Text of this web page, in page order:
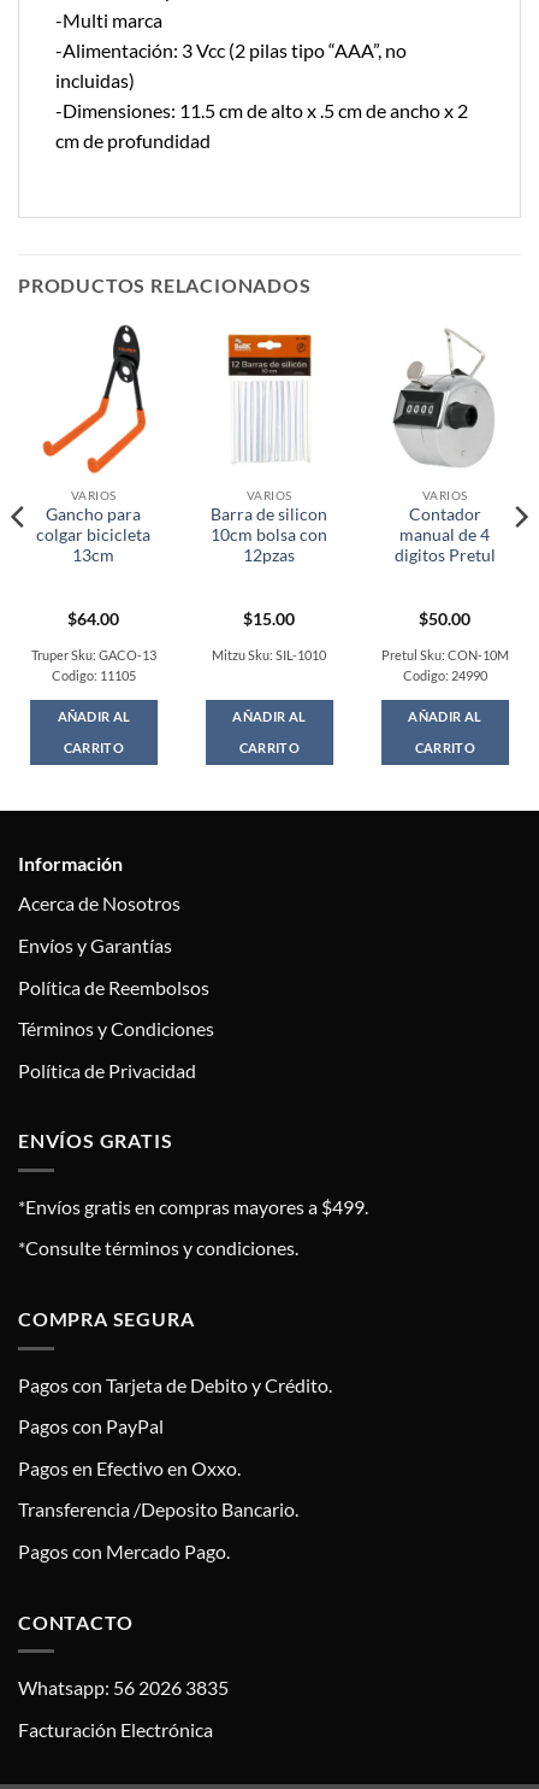
-Multi marca
-Alimentación: 3 Vcc (2 pilas tipo “AAA”, no
incluidas)
-Dimensiones: 11.5 cm de alto x .5 cm de ancho x 2
cm de profundidad
PRODUCTOS RELACIONADOS
VARIOS
Gancho para
colgar bicicleta
13cm
$64.00
Truper Sku: GACO-13
Codigo: 11105
AÑADIR AL
CARRITO
VARIOS
Barra de silicon
10cm bolsa con
12pzas
$15.00
Mitzu Sku: SIL-1010
AÑADIR AL
CARRITO
VARIOS
Contador
manual de 4
digitos Pretul
$50.00
Pretul Sku: CON-10M
Codigo: 24990
AÑADIR AL
CARRITO
Información
Acerca de Nosotros
Envíos y Garantías
Política de Reembolsos
Términos y Condiciones
Política de Privacidad
ENVÍOS GRATIS
*Envíos gratis en compras mayores a $499.
*Consulte términos y condiciones.
COMPRA SEGURA
Pagos con Tarjeta de Debito y Crédito.
Pagos con PayPal
Pagos en Efectivo en Oxxo.
Transferencia /Deposito Bancario.
Pagos con Mercado Pago.
CONTACTO
Whatsapp: 56 2026 3835
Facturación Electrónica